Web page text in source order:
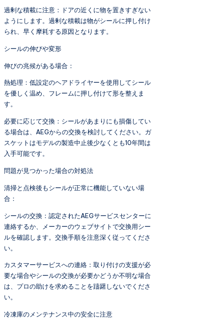
過剰な積載に注意：ドアの近くに物を置きすぎない
ようにします。過剰な積載は物がシールに押し付け
られ、早く摩耗する原因となります。
シールの伸びや変形
伸びの兆候がある場合：
熱処理：低設定のヘアドライヤーを使用してシール
を優しく温め、フレームに押し付けて形を整えま
す。
必要に応じて交換：シールがあまりにも損傷してい
る場合は、AEGからの交換を検討してください。ガ
スケットはモデルの製造中止後少なくとも10年間は
入手可能です。
問題が見つかった場合の対処法
清掃と点検後もシールが正常に機能していない場
合：
シールの交換：認定されたAEGサービスセンターに
連絡するか、メーカーのウェブサイトで交換用シー
ルを確認します。交換手順を注意深く従ってくださ
い。
カスタマーサービスへの連絡：取り付けの支援が必
要な場合やシールの交換が必要かどうか不明な場合
は、プロの助けを求めることを躊躇しないでくださ
い。
冷凍庫のメンテナンス中の安全に注意